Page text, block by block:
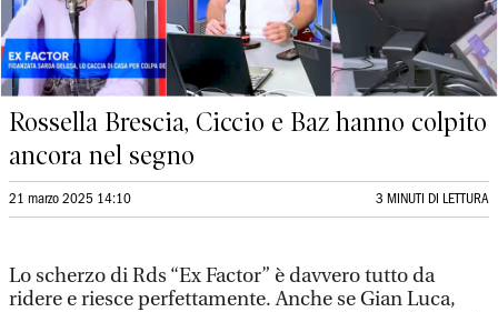
Rossella Brescia, Ciccio e Baz hanno colpito
ancora nel segno
21 marzo 2025 14:10 3 MINUTI DI LETTURA
Lo scherzo di Rds “Ex Factor” è davvero tutto da
ridere e riesce perfettamente. Anche se Gian Luca,